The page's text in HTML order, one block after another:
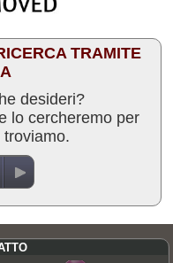
TRAMITE
desideri?
lo cercheremo per